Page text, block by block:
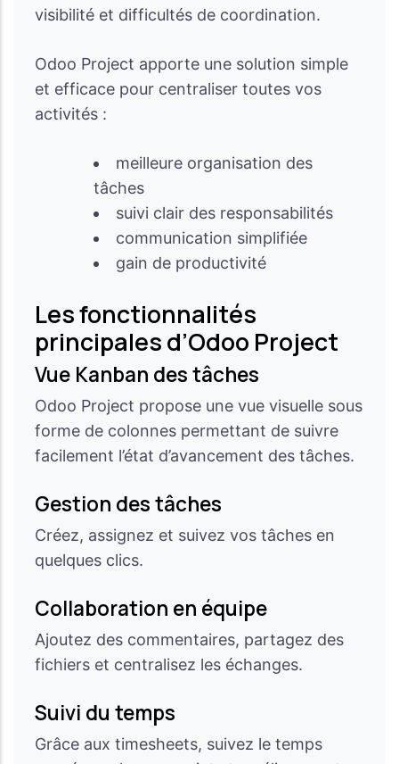
visibilité et difficultés de coordination.
Odoo Project apporte une solution simple
et efficace pour centraliser toutes vos
activités :
meilleure organisation des
tâches
suivi clair des responsabilités
communication simplifiée
gain de productivité
Les fonctionnalités
principales d’Odoo Project
Vue Kanban des tâches
Odoo Project propose une vue visuelle sous
forme de colonnes permettant de suivre
facilement l’état d’avancement des tâches.
Gestion des tâches
Créez, assignez et suivez vos tâches en
quelques clics.
Collaboration en équipe
Ajoutez des commentaires, partagez des
fichiers et centralisez les échanges.
Suivi du temps
Grâce aux timesheets, suivez le temps